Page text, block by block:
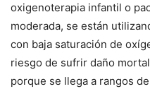
oxigenoterapia infantil o
moderada, se están
con baja saturación de
riesgo de sufrir daño
porque se llega a rangos